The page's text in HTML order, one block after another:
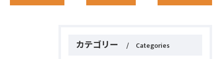
カテゴリー Categories